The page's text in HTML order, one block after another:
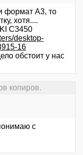
формат А3, то
хотя....
C3450
desktop-
16
обстоит у нас
копиров.
с